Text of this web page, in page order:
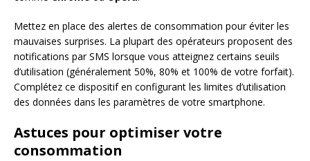
Mettez en place des alertes de consommation pour éviter les
mauvaises surprises. La plupart des opérateurs proposent des
notifications par SMS lorsque vous atteignez certains seuils
d’utilisation (généralement 50%, 80% et 100% de votre forfait).
Complétez ce dispositif en configurant les limites d’utilisation
des données dans les paramètres de votre smartphone.
Astuces pour optimiser votre
consommation